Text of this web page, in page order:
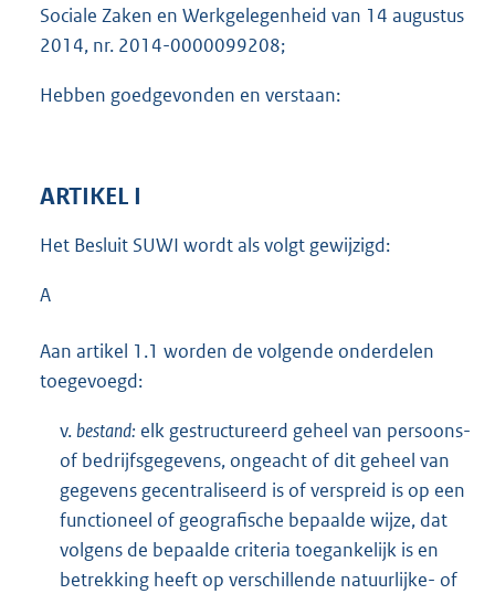
Sociale Zaken en Werkgelegenheid van 14 augustus
2014, nr. 2014-0000099208;
Hebben goedgevonden en verstaan:
ARTIKEL I
Het Besluit SUWI wordt als volgt gewijzigd:
A
Aan artikel 1.1 worden de volgende onderdelen
toegevoegd:
v.bestand: elk gestructureerd geheel van persoons-
of bedrijfsgegevens, ongeacht of dit geheel van
gegevens gecentraliseerd is of verspreid is op een
functioneel of geografische bepaalde wijze, dat
volgens de bepaalde criteria toegankelijk is en
betrekking heeft op verschillende natuurlijke- of